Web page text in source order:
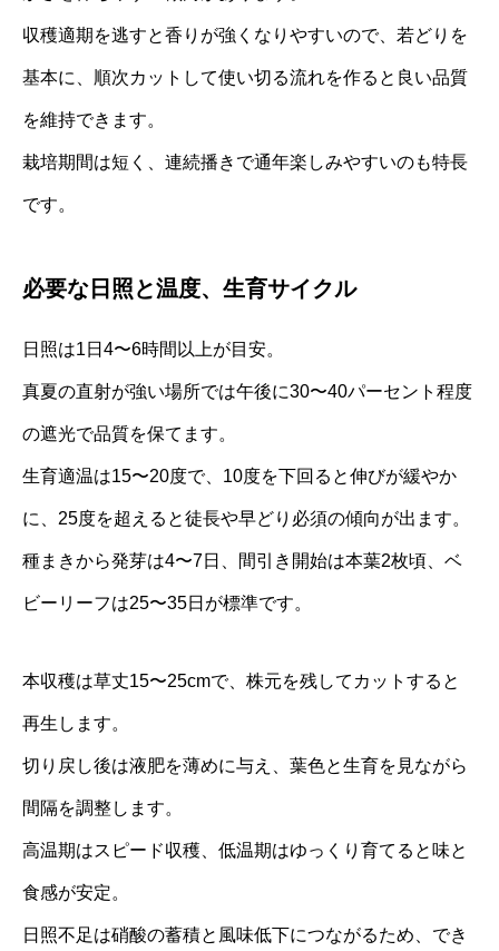
収穫適期を逃すと香りが強くなりやすいので、若どりを
基本に、順次カットして使い切る流れを作ると良い品質
を維持できます。
栽培期間は短く、連続播きで通年楽しみやすいのも特長
です。
必要な日照と温度、生育サイクル
日照は1日4〜6時間以上が目安。
真夏の直射が強い場所では午後に30〜40パーセント程度
の遮光で品質を保てます。
生育適温は15〜20度で、10度を下回ると伸びが緩やか
に、25度を超えると徒長や早どり必須の傾向が出ます。
種まきから発芽は4〜7日、間引き開始は本葉2枚頃、ベ
ビーリーフは25〜35日が標準です。
本収穫は草丈15〜25cmで、株元を残してカットすると
再生します。
切り戻し後は液肥を薄めに与え、葉色と生育を見ながら
間隔を調整します。
高温期はスピード収穫、低温期はゆっくり育てると味と
食感が安定。
日照不足は硝酸の蓄積と風味低下につながるため、でき